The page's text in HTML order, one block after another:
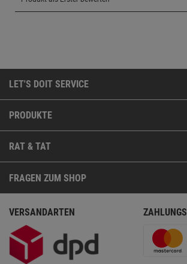
LET'S DOIT SERVICE
PRODUKTE
RAT & TAT
FRAGEN ZUM SHOP
VERSANDARTEN